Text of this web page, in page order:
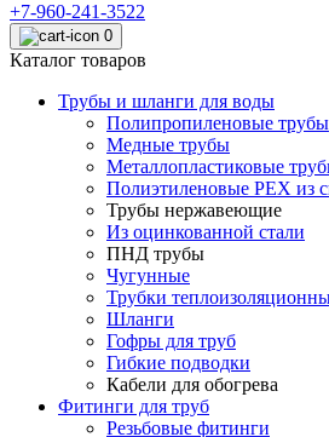
+7-960-241-3522
0
Каталог товаров
Трубы и шланги для воды
Полипропиленовые трубы
Медные трубы
Металлопластиковые
Полиэтиленовые PEX из
Трубы нержавеющие
Из оцинкованной стали
ПНД трубы
Чугунные
Трубки
Шланги
Гофры для труб
Гибкие подводки
Кабели для обогрева
Фитинги для труб
Резьбовые фитинги